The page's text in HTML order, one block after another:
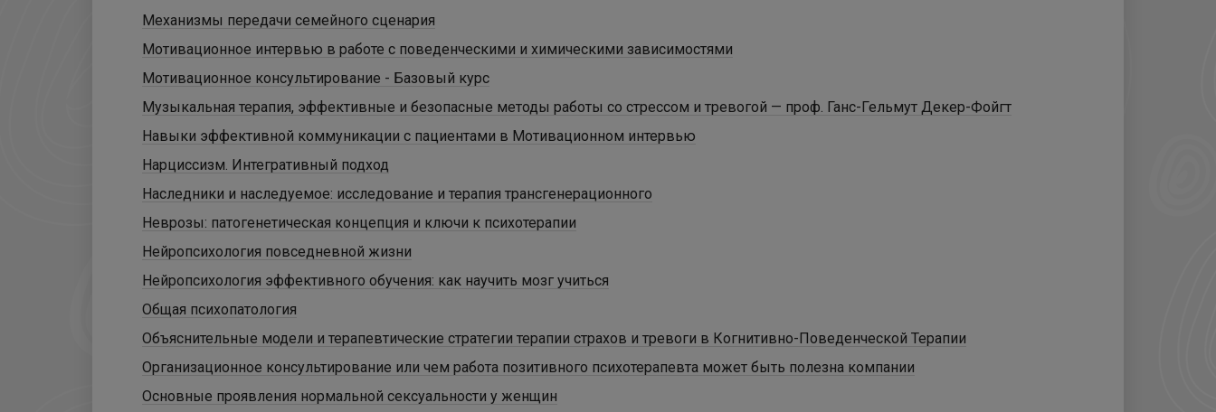
Механизмы передачи семейного сценария
Мотивационное интервью в работе с поведенческими и химическими зависимостями
Мотивационное консультирование - Базовый курс
Музыкальная терапия, эффективные и безопасные методы работы со стрессом и тревогой — проф. Ганс-Гельмут Декер-Фойгт
Навыки эффективной коммуникации с пациентами в Мотивационном интервью
Нарциссизм. Интегративный подход
Наследники и наследуемое: исследование и терапия трансгенерационного
Неврозы: патогенетическая концепция и ключи к психотерапии
Нейропсихология повседневной жизни
Нейропсихология эффективного обучения: как научить мозг учиться
Общая психопатология
Объяснительные модели и терапевтические стратегии терапии страхов и тревоги в Когнитивно-Поведенческой Терапии
Организационное консультирование или чем работа позитивного психотерапевта может быть полезна компании
Основные проявления нормальной сексуальности у женщин